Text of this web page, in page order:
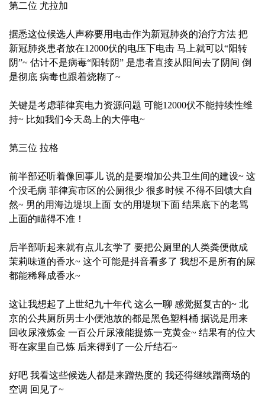
第二位 尤拉加
据悉这位候选人声称要用电击作为新冠肺炎的治疗方法 把
新冠肺炎患者放在12000伏的电压下电击 马上就可以“阳转
阴”~ 估计不是病毒“阳转阴” 是患者直接从阳间去了阴间 倒
是彻底 病毒也跟着烧糊了~
关键是考虑菲律宾电力资源问题 可能12000伏不能持续性维
持~ 比如我们今天岛上的大停电~
第三位 拉格
前半部还听着像回事儿 说的是要增加公共卫生间的建设~ 这
个没毛病 菲律宾市区的公厕很少 很多时候 不得不回馈大自
然~ 男的用海边堤坝上面 女的用堤坝下面 结果底下的老骂
上面的瞄得不准！
后半部听起来就有点儿玄学了 要把公厕里的人类粪便做成
茉莉味道的香水~ 这个可能是抖音看多了 我想不是所有的屎
都能稀释成香水~
这让我想起了上世纪九十年代 这么一聊 感觉挺复古的~ 北
京的公共厕所男士小便池放的都是黑色塑料桶 据说是用来
回收尿液炼金 一百公斤尿液能提炼一克黄金~ 结果有的位大
哥在家里自己炼 后来得到了一公斤结石~
好吧 我看这些候选人都是来蹭热度的 我还得继续蹭商场的
空调 回见了~